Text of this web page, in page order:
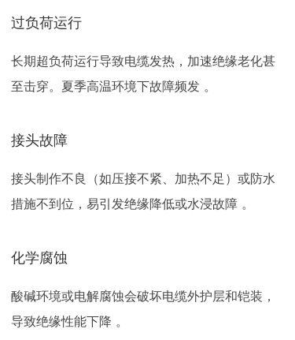
过负荷运行
长期超负荷运行导致电缆发热，加速绝缘老化甚
至击穿。夏季高温环境下故障频发 。 ‌
接头故障
接头制作不良（如压接不紧、加热不足）或防水
措施不到位，易引发绝缘降低或水浸故障 。
化学腐蚀
酸碱环境或电解腐蚀会破坏电缆外护层和铠装，
导致绝缘性能下降 。